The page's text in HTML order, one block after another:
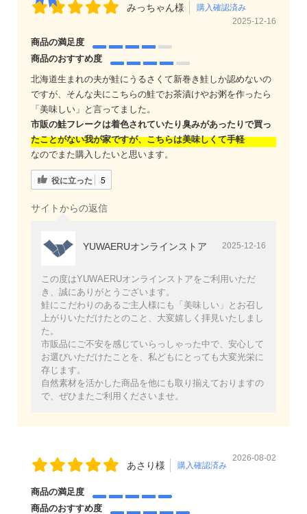
みっちゃん様
購入確認済み
2025-12-16
商品の満足度
商品のおすすめ度
北海道生まれの夫が鮭にうるさくて新巻き鮭しか認めないの
ですが、そんな夫にこちらの鮭でお茶漬けやお粥を作ったら
「美味しい」と言ってました。
市販の鮭フレークは着色されていたり臭みがあったりで買っ
たことがない我が家ですが、こちらは美味しくて手軽
なのでまた購入したいと思います。
役に立った 5
サイトからの返信
YUWAERUオンラインストア 2025-12-16
この度はYUWAERUオンラインストアをご利用いただ
き、誠にありがとうございます。
鮭にこだわりのあるご主人様にも「美味しい」とお召し
上がりいただけたとのこと、大変嬉しく拝見いたしまし
た。
市販品にご不安を感じていらっしゃった中で、安心して
お選びいただけたことを、私どもにとっても大変光栄に
存じます。
自然素材を活かした商品を他にも取り揃えておりますの
で、ぜひまたご利用くださいませ。
あさり様 購入確認済み
2026-08-02
商品の満足度
商品のおすすめ度